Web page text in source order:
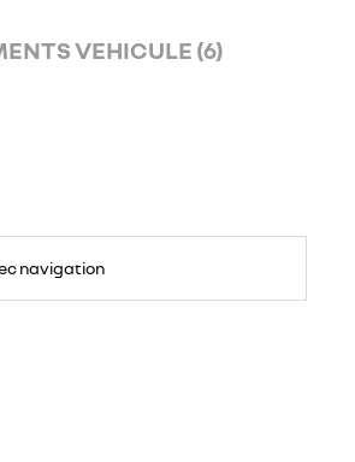
VEHICULE (6)
navigation